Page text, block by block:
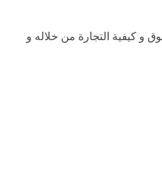
كيفية التجارة من خلاله و